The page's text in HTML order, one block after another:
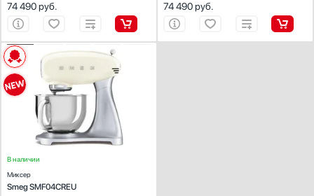
74 490руб. 74 490руб.
ХАРАКТЕРИСТИКИ
Цвет:
кремовый
Тип миксера:
стационарный
Мощность миксера (Вт):
Объем чаши (л):
В наличии
Миксер
Smeg SMF04CREU